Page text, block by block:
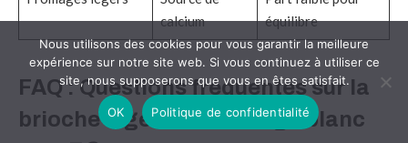
calcium
équilibre
FAQ : Questions fréquentes sur la
brioche légère au fromage blanc
Nous utilisons des cookies pour vous garantir la meilleure
expérience sur notre site web. Si vous continuez à utiliser ce
site, nous supposerons que vous en êtes satisfait.
OK Politique de confidentialité